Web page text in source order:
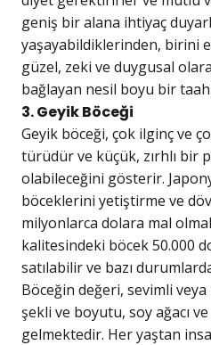
geniş bir alana ihtiyaç
yaşayabildiklerinden, birini
güzel, zeki ve duygusal
bağlayan nesil boyu bir
3. Geyik Böceği
Geyik böceği, çok ilginç ve
türüdür ve küçük, zırhlı bir
olabileceğini gösterir.
böceklerini yetiştirme ve
milyonlarca dolara mal
kalitesindeki böcek 50.000
satılabilir ve bazı
Böceğin değeri, sevimli
şekli ve boyutu, soy ağacı
gelmektedir. Her yaştan